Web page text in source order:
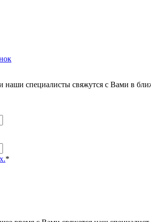
специалисты свяжутся с Вами в
*